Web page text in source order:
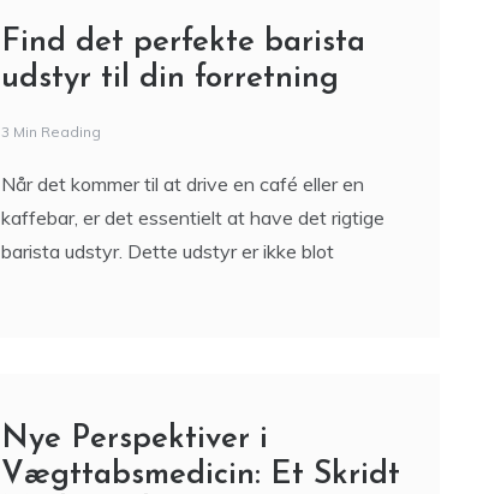
Find det perfekte barista
udstyr til din forretning
3 Min Reading
Når det kommer til at drive en café eller en
kaffebar, er det essentielt at have det rigtige
barista udstyr. Dette udstyr er ikke blot
Nye Perspektiver i
Vægttabsmedicin: Et Skridt